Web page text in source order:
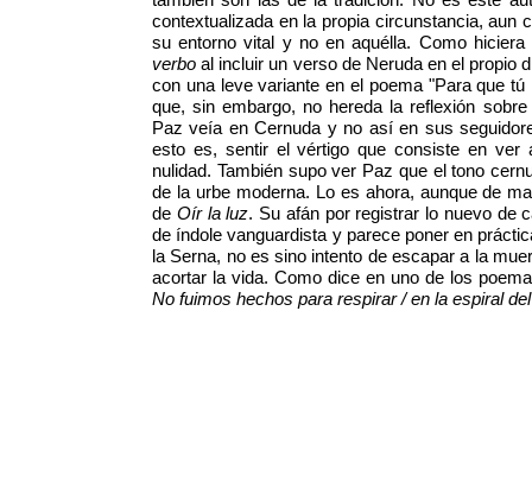
contextualizada en la propia circunstancia, aun
su entorno vital y no en aquélla. Como
verbo al incluir un verso de Neruda en el propio
con una leve variante en el poema "Para que
que, sin embargo, no hereda la reflexión
Paz veía en Cernuda y no así en sus
esto es, sentir el vértigo que consiste en ver
nulidad. También supo ver Paz que el tono
de la urbe moderna. Lo es ahora, aunque de
de Oír la luz. Su afán por registrar lo nuevo de
de índole vanguardista y parece poner en
la Serna, no es sino intento de escapar a la
acortar la vida. Como dice en uno de los
No fuimos hechos para respirar / en la espiral